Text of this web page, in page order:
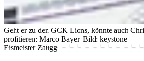
Geht er zu den GCK Lions, könnte auch
profitieren: Marco Bayer. Bild: keystone
Eismeister Zaugg